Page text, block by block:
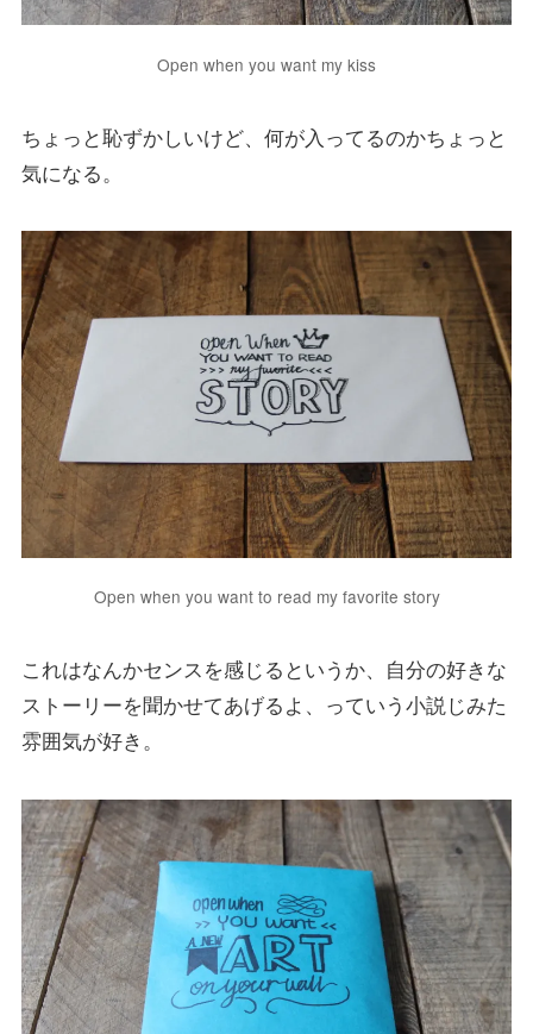
Open when you want my kiss
ちょっと恥ずかしいけど、何が入ってるのかちょっと
気になる。
Open when you want to read my favorite story
これはなんかセンスを感じるというか、自分の好きな
ストーリーを聞かせてあげるよ、っていう小説じみた
雰囲気が好き。